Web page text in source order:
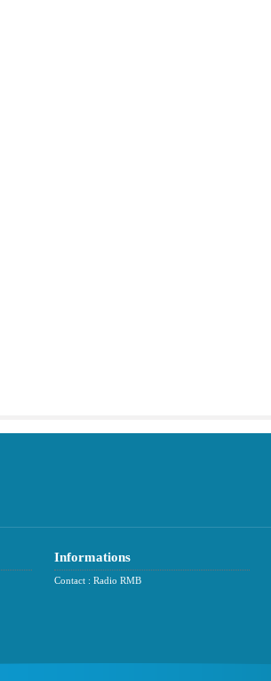
Informations
Contact : Radio RMB